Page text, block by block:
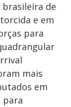
brasileira de
e em
para
mais
em
para